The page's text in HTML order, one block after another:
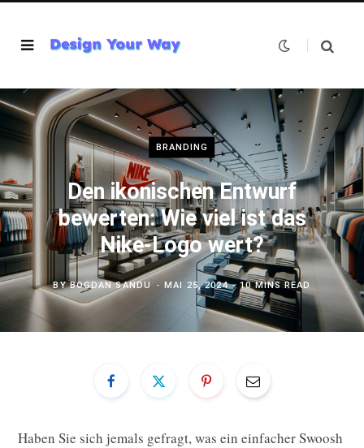
BRANDING
Den ikonischen Entwurf
bewerten: Wie viel ist das
Nike-Logo wert?
BYBOGDAN SANDU MAI 25, 2024 10 MINS READ
Haben Sie sich jemals gefragt, was ein einfacher Swoosh